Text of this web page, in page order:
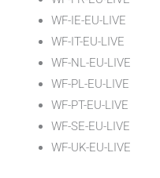
WF-IE-EU-LIVE
WF-IT-EU-LIVE
WF-NL-EU-LIVE
WF-PL-EU-LIVE
WF-PT-EU-LIVE
WF-SE-EU-LIVE
WF-UK-EU-LIVE